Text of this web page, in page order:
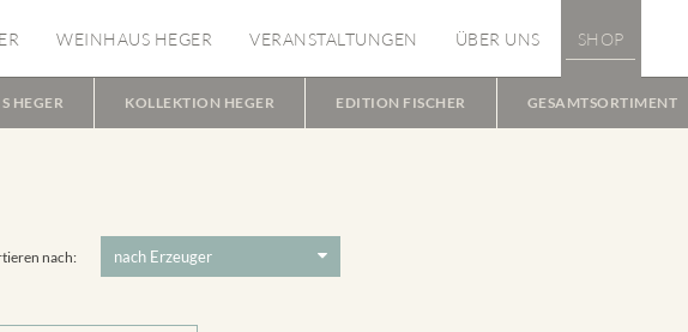
WEINHAUS HEGER VERANSTALTUNGEN ÜBER UNS SHOP
HEGER KOLLEKTION HEGER EDITION FISCHER GESAMTSORTIMENT
nach: